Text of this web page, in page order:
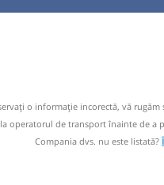
o informaţie incorectă, vă
operatorul de transport înainte de a
Compania dvs. nu este listată?